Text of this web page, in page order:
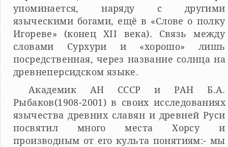
упоминается, наряду с другими
языческими богами, ещё в «Слове о полку
Игореве» (конец XII века). Связь между
словами Сурхури и «хорошо» лишь
посредственная, через название солнца на
древнеперсидском языке.
Академик АН СССР и РАН Б.А.
Рыбаков(1908-2001) в своих исследованиях
язычества древних славян и древней Руси
посвятил много места Хорсу и
производным от его культа понятиям:- мы